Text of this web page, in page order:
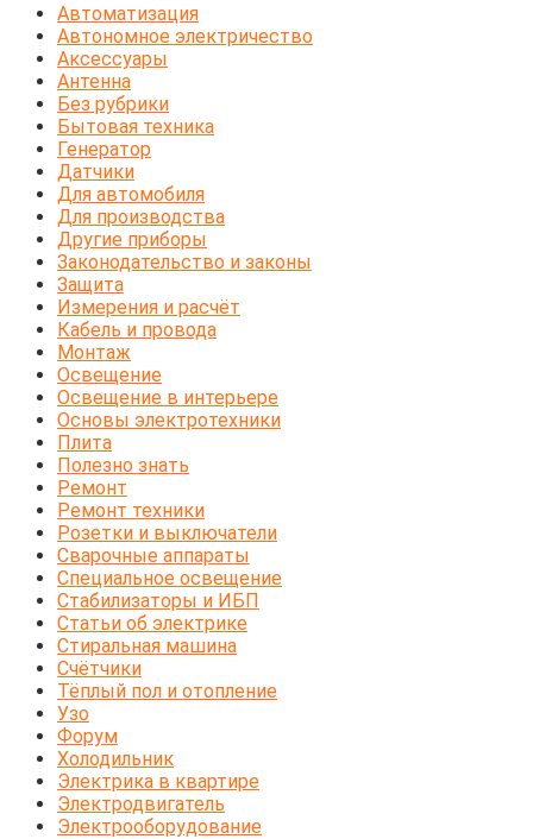
Автоматизация
Автономное электричество
Аксессуары
Антенна
Без рубрики
Бытовая техника
Генератор
Датчики
Для автомобиля
Для производства
Другие приборы
Законодательство и законы
Защита
Измерения и расчёт
Кабель и провода
Монтаж
Освещение
Освещение в интерьере
Основы электротехники
Плита
Полезно знать
Ремонт
Ремонт техники
Розетки и выключатели
Сварочные аппараты
Специальное освещение
Стабилизаторы и ИБП
Статьи об электрике
Стиральная машина
Счётчики
Тёплый пол и отопление
Узо
Форум
Холодильник
Электрика в квартире
Электродвигатель
Электрооборудование